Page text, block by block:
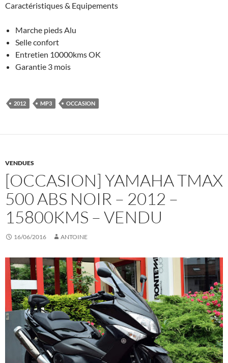
Caractéristiques & Equipements
Marche pieds Alu
Selle confort
Entretien 10000kms OK
Garantie 3 mois
2012 MP3 OCCASION
VENDUES
[OCCASION] YAMAHA TMAX
500 ABS NOIR – 2012 –
15800KMS – VENDU
16/06/2016 ANTOINE